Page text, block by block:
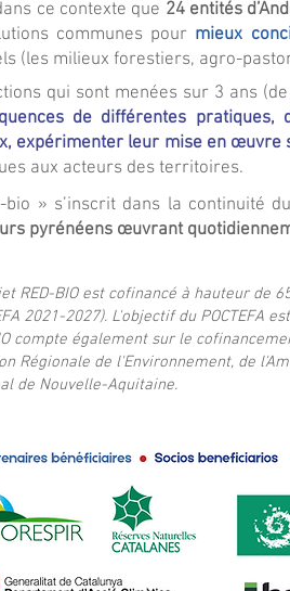
ce contexte que 24 entités
communes pour mieux
(les milieux forestiers, agro-
qui sont menées sur 3 ans
de différentes
expérimenter leur mise en œuvre
aux acteurs des territoires.
bio » s’inscrit dans la continuité
pyrénéens œuvrant
RED-BIO est cofinancé à hauteur de
2021-2027). L'objectif du
compte également sur le
Régionale de l'Environnement, de
de Nouvelle-Aquitaine.